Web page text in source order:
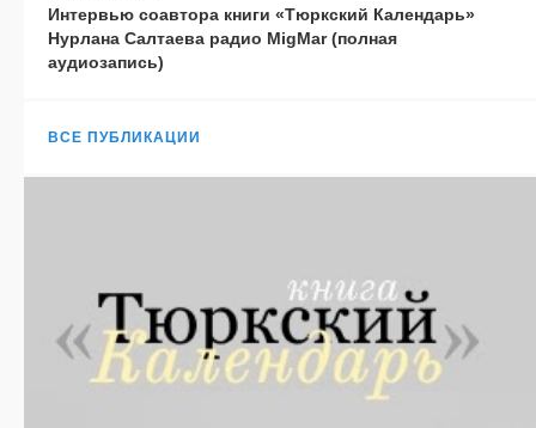
Интервью соавтора книги «Тюркский Календарь»
Нурлана Салтаева радио MigMar (полная
аудиозапись)
ВСЕ ПУБЛИКАЦИИ